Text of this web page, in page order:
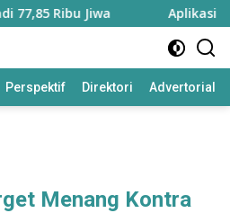
Ribu Jiwa Aplikasi
Perspektif Direktori Advertorial
Menang Kontra